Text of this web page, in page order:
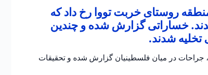
روستای خربت تووا رخ داد که
خساراتی گزارش شده و چندین
شدند.
جراحات در میان فلسطینیان گزارش شده و تحقیقات